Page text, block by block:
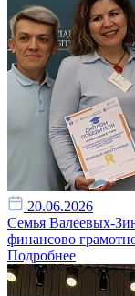
20.06.2026
Семья Валеевых-
финансово
Подробнее